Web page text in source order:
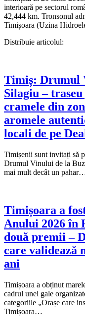
interioară pe sectorul
42,444 km. Tronsonul
Timișoara (Uzina
Distribuie articolul:
Timiș: Drumul
Silagiu –
cramele din
aromele
locali de pe
Timișenii sunt invitați să
Drumul Vinului de la
mai mult decât un
Timișoara a
Anului 2026 în
două premii –
care validează
ani
Timișoara a obținut
cadrul unei gale
categoriile „Orașe care
Timișoara…